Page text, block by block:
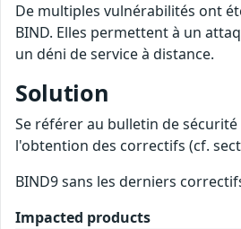
De multiples vulnérabilités ont
BIND. Elles permettent à un
un déni de service à distance.
Solution
Se référer au bulletin de
l'obtention des correctifs (cf.
BIND9 sans les derniers
Impacted products